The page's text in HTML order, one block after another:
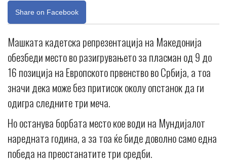
Share on Facebook
Машката кадетска репрезентација на Македонија
обезбеди место во разигрувањето за пласман од 9 до
16 позиција на Европското првенство во Србија, а тоа
значи дека може без притисок околу опстанок да ги
одигра следните три меча.
Но останува борбата место кое води на Мундијалот
наредната година, а за тоа ќе биде доволно само една
победа на преостанатите три средби.